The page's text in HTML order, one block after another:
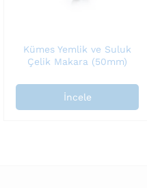
Kümes Yemlik ve Suluk
Çelik Makara (50mm)
İncele